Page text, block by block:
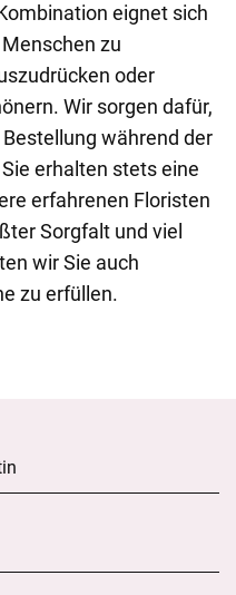
eignet sich
zu
oder
Wir sorgen dafür,
während der
erhalten stets eine
erfahrenen Floristen
Sorgfalt und viel
wir Sie auch
zu erfüllen.